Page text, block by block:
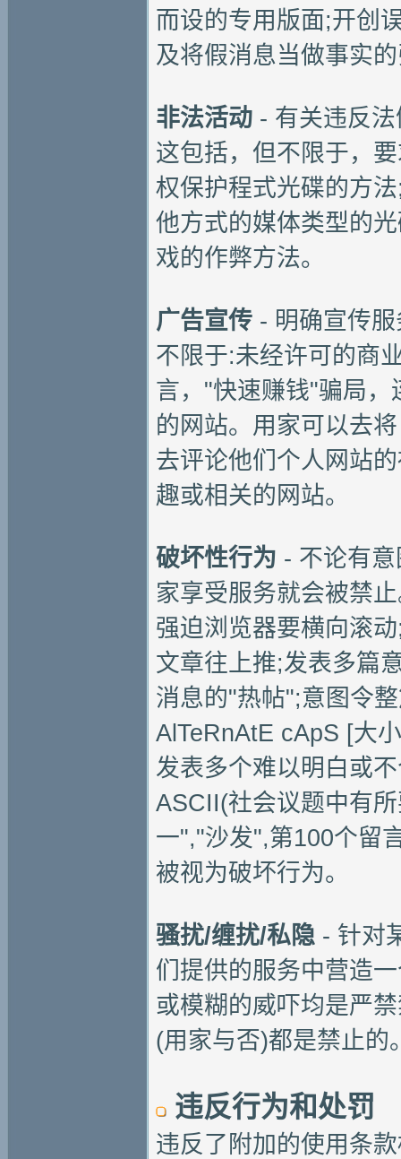
而设的专用版面;开创
及将假消息当做事实
非法活动 - 有关违反
这包括，但不限于，
权保护程式光碟的方
他方式的媒体类型的
戏的作弊方法。
广告宣传 - 明确宣传
不限于:未经许可的商
言，"快速赚钱"骗局
的网站。用家可以去
去评论他们个人网站
趣或相关的网站。
破坏性行为 - 不论有
家享受服务就会被禁
强迫浏览器要横向滚
文章往上推;发表多篇
消息的"热帖";意图令
AlTeRnAtE cApS [大
发表多个难以明白或
ASCII(社会议题中有
一","沙发",第100个留
被视为破坏行为。
骚扰/缠扰/私隐 - 针对
们提供的服务中营造
或模糊的威吓均是严
(用家与否)都是禁止的
违反行为和处罚
违反了附加的使用条